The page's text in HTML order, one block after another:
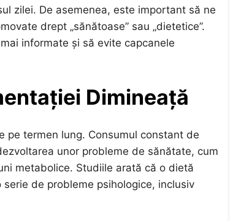
zilei. De asemenea, este important să ne
drept „sănătoase” sau „dietetice”.
informate și să evite capcanele
Dimineață
pe termen lung. Consumul constant de
unor probleme de sănătate, cum
metabolice. Studiile arată că o dietă
de probleme psihologice, inclusiv